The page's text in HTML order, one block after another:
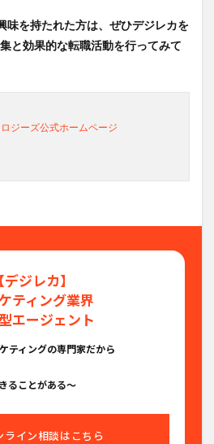
味を持たれた方は、ぜひデジレカを
と効果的な転職活動を行ってみて
ジーズ公式ホームページ
【デジレカ】
ティング業界
エージェント
ティングの専門家だから
ることがある〜
ライン相談はこちら